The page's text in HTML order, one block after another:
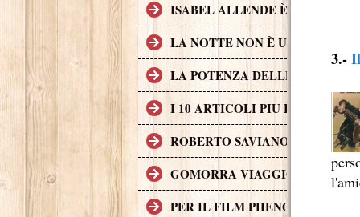
ISABEL ALLENDE È UNA
LA NOTTE NON È UN POSTO
LA POTENZA DELLE STORIE
I 10 ARTICOLI PIU LETTI SUL
ROBERTO SAVIANO, II CASO
GOMORRA VIAGGIO
PER IL FILM PHENOMENA
3.-